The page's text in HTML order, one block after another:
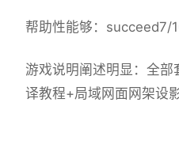
帮助性能够：succeed7/
游戏说明阐述明显：全
译教程+局域网面网架设